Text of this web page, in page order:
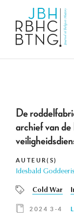
De
archief van de
AUTEUR(S)
Idesbald Goddeeris
Cold War
2024 3-4